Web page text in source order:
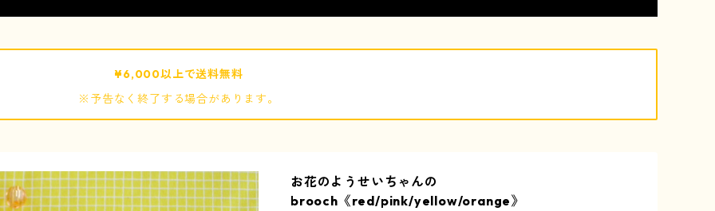
¥6,000以上で送料無料
※予告なく終了する場合があります。
お花のようせいちゃんの
brooch《red/pink/yellow/orange》